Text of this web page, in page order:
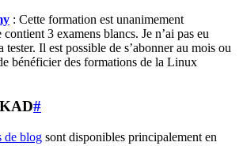
: Cette formation est unanimement
3 examens blancs. Je n’ai pas eu
tester. Il est possible de s’abonner au mois ou
bénéficier des formations de la Linux
#
de blog sont disponibles principalement en